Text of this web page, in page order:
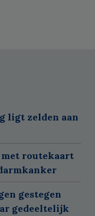
ligt zelden aan
routekaart
gestegen
gedeeltelijk